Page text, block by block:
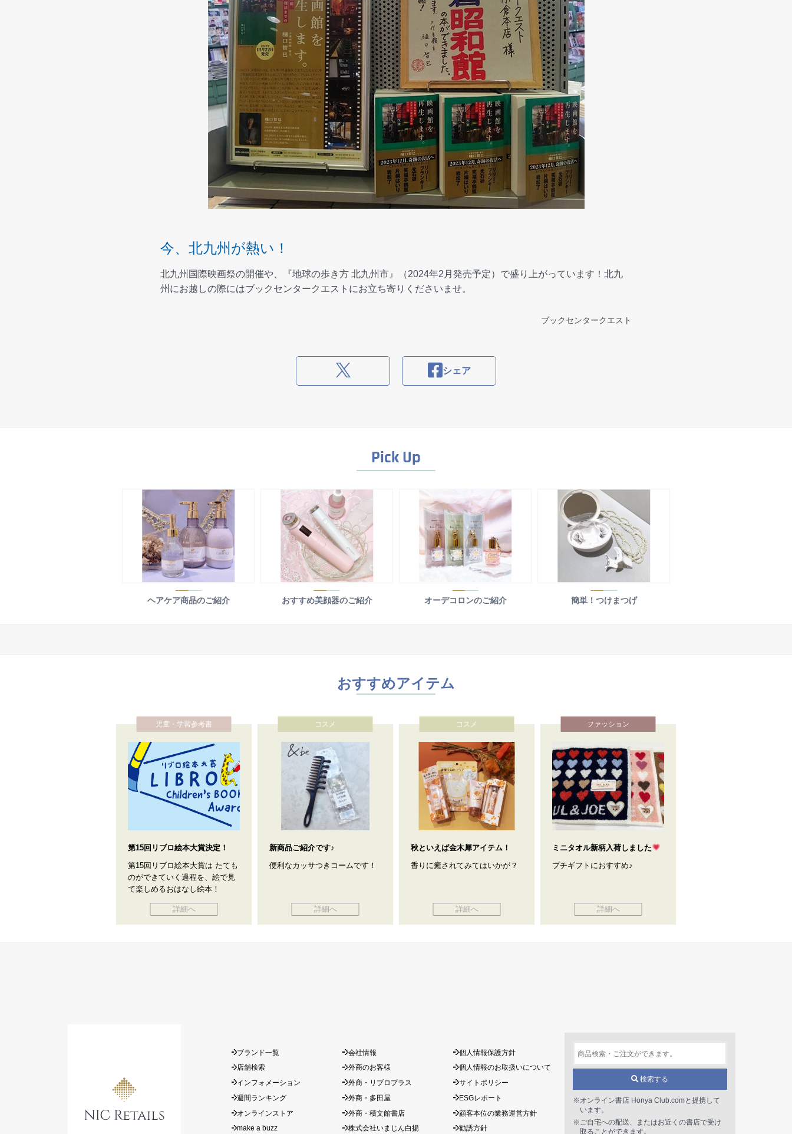
今、北九州が熱い！
北九州国際映画祭の開催や、『地球の歩き方 北九州市』（2024年2月発売予定）で盛り上がっています！北九
州にお越しの際にはブックセンタークエストにお立ち寄りくださいませ。
ブックセンタークエスト
シェア
Pick Up
ヘアケア商品のご紹介 おすすめ美顔器のご紹介 オーデコロンのご紹介 簡単！つけまつげ
おすすめアイテム
児童・学習参考書
第15回リブロ絵本大賞決定！
第15回リブロ絵本大賞は たても
のができていく過程を、絵で見
て楽しめるおはなし絵本！
詳細へ
コスメ
新商品ご紹介です♪
便利なカッサつきコームです！
詳細へ
コスメ
秋といえば金木犀アイテム！
香りに癒されてみてはいかが？
詳細へ
ファッション
ミニタオル新柄入荷しました
プチギフトにおすすめ♪
詳細へ
検索する
※オンライン書店 Honya Club.comと提携して
います。
※ご自宅への配送、またはお近くの書店で受け
取ることができます。
ブランド一覧
店舗検索
インフォメーション
週間ランキング
オンラインストア
make a buzz
会社情報
外商のお客様
外商・リブロプラス
外商・多田屋
外商・積文館書店
株式会社いまじん白揚
個人情報保護方針
個人情報のお取扱いについて
サイトポリシー
ESGレポート
顧客本位の業務運営方針
勧誘方針